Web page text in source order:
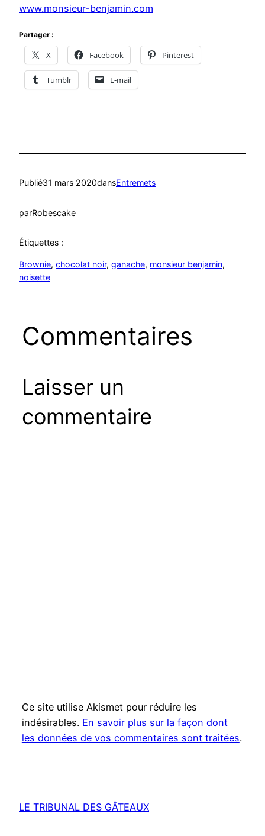
www.monsieur-benjamin.com
Partager :
X Facebook Pinterest
Tumblr E-mail
Publié31 mars 2020dansEntremets
parRobescake
Étiquettes :
Brownie, chocolat noir, ganache, monsieur benjamin
noisette
Commentaires
Laisser un
commentaire
Ce site utilise Akismet pour réduire les
indésirables. En savoir plus sur la façon dont
les données de vos commentaires sont traitées.
LE TRIBUNAL DES GÂTEAUX